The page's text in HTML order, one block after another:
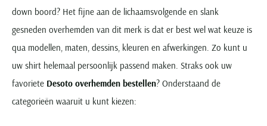
down boord? Het fijne aan de lichaamsvolgende en slank
gesneden overhemden van dit merk is dat er best wel wat keuze is
qua modellen, maten, dessins, kleuren en afwerkingen. Zo kunt u
uw shirt helemaal persoonlijk passend maken. Straks ook uw
favoriete Desoto overhemden bestellen? Onderstaand de
categorieën waaruit u kunt kiezen: